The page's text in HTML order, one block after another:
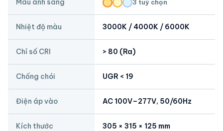
Màu ánh sáng 3 tuỳ chọn
Nhiệt độ màu 3000K / 4000K / 6000K
Chỉ số CRI > 80 (Ra)
Chống chói UGR < 19
Điện áp vào AC 100V–277V, 50/60Hz
Kích thước 305 × 315 × 125 mm